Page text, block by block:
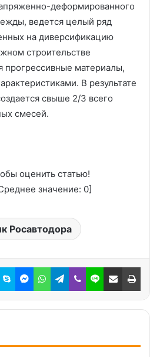
деформированного
ведется целый ряд
на диверсификацию
строительстве
прогрессивные материалы,
В результате
свыше 2/3 всего
смесей.
оценить статью!
значение: 0]
Росавтодора
SkypeMessenger
WhatsApp
Telegram
ViberLine Поделиться через электронную почту